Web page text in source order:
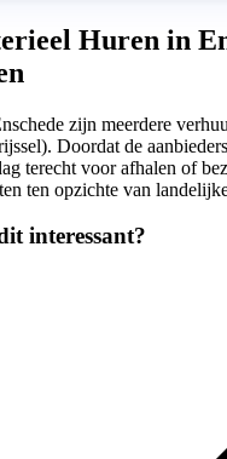
Huren in
zijn meerdere
Doordat de
terecht voor afhalen of
ten opzichte van
interessant?